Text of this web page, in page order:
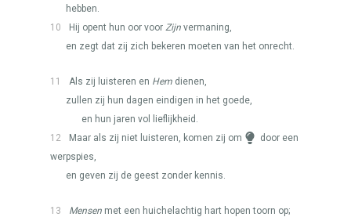
hebben.
10
Hij opent hun oor voor Zijn vermaning,
en zegt dat zij zich bekeren moeten van het onrecht.
11 Als zij luisteren en Hem dienen,
zullen zij hun dagen eindigen in het goede,
en hun jaren vol lieflijkheid.
12
Maar als zij niet luisteren, komen zij om
door een
werpspies,
en geven zij de geest zonder kennis.
13 Mensen met een huichelachtig hart hopen toorn op;